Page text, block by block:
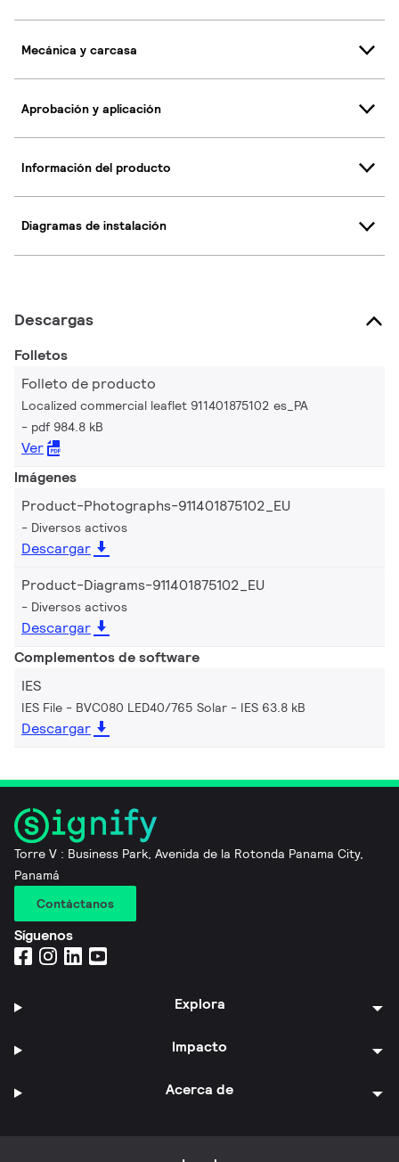
Mecánica y carcasa
Aprobación y aplicación
Información del producto
Diagramas de instalación
Descargas
Folletos
Folleto de producto
Localized commercial leaflet 911401875102 es_PA
pdf 984.8 kB
Ver
Imágenes
Product-Photographs-911401875102_EU
Diversos activos
Descargar
Product-Diagrams-911401875102_EU
Diversos activos
Descargar
Complementos de software
IES
IES File - BVC080 LED40/765 Solar IES 63.8 kB
Descargar
Torre V : Business Park, Avenida de la Rotonda Panama City,
Panamá
Contáctanos
Síguenos
Explora
Impacto
Acerca de